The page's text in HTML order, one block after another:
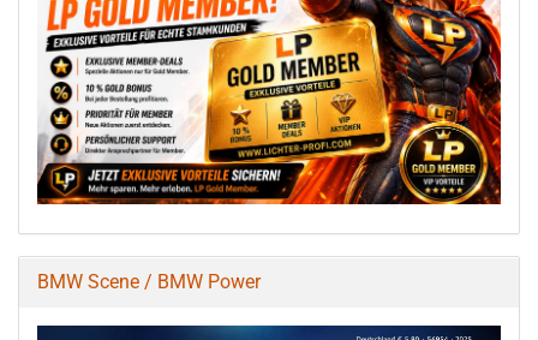
BMW Scene / BMW Power